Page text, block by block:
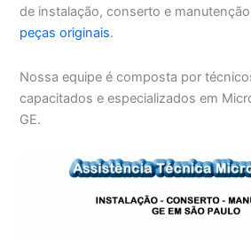
de instalação, conserto e
peças originais.
Nossa equipe é composta por
capacitados e especializados em
GE.